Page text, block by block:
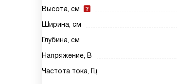
Высота, см
Ширина, см
Глубина, см
Напряжение, В
Частота тока, Гц